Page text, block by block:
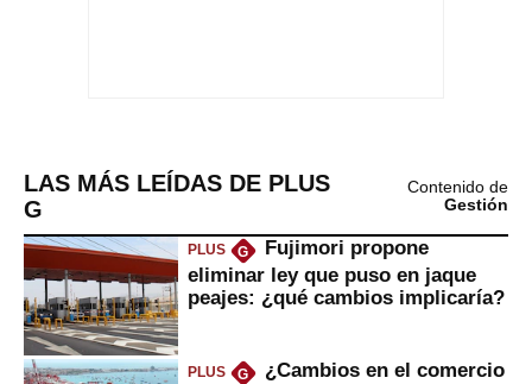
LAS MÁS LEÍDAS DE PLUS
G
Contenido de
Gestión
PLUS G
Fujimori propone
eliminar ley que puso en jaque
peajes: ¿qué cambios implicaría?
PLUS G
¿Cambios en el comercio